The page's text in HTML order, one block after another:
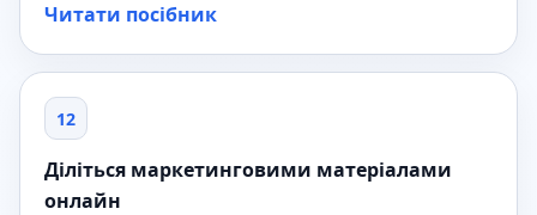
Читати посібник
12
Діліться маркетинговими матеріалами
онлайн